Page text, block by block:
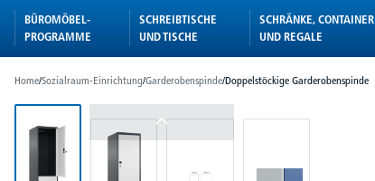
BÜROMÖBEL-
PROGRAMME
SCHREIBTISCHE
UND TISCHE
SCHRÄNKE, CONTAINER
UND REGALE
Home/Sozialraum-Einrichtung/Garderobenspinde/Doppelstöckige Garderobenspinde